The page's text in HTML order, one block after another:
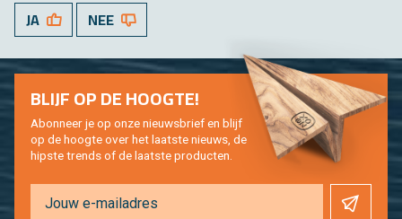
JA NEE
BLIJF OP DE HOOG­TE!
Abon­neer je op onze nieuws­brief en blijf
op de hoog­te over het laat­ste nieuws, de
hip­s­te trends of de laat­ste pro­duc­ten.